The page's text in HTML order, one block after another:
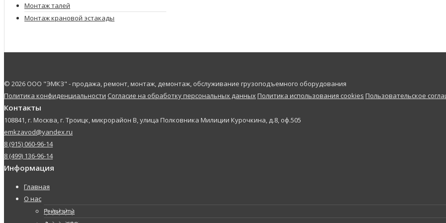
Монтаж талей
Монтаж крановой эстакады
© 2026 ООО "ЭМКЗ" - продажа, ремонт, монтаж, демонтаж, обслуживание грузоподъемного оборудования
Политика конфиденциальности Согласие на обработку персональных данныхПолитика использования cookies Пользовательское
Контакты
108841, г. Москва, г. Троицк, микрорайон В, улица Полковника Милиции Курочкина, д.8, оф.505
emkzavod@yandex.ru
8 (915) 060-96-14
8 (499) 136-96-14
Информация
Главная
О нас
Реквизиты